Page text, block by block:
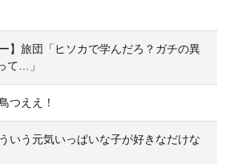
】旅団「ヒソカで学んだろ？ガチの異
て…」
つええ！
いう元気いっぱいな子が好きなだけな